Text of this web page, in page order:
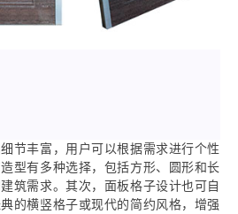
节丰富，用户可以根据需求进行个性
型有多种选择，包括方形、圆形和长
筑需求。其次，面板格子设计也可自
的横竖格子或现代的简约风格，增强